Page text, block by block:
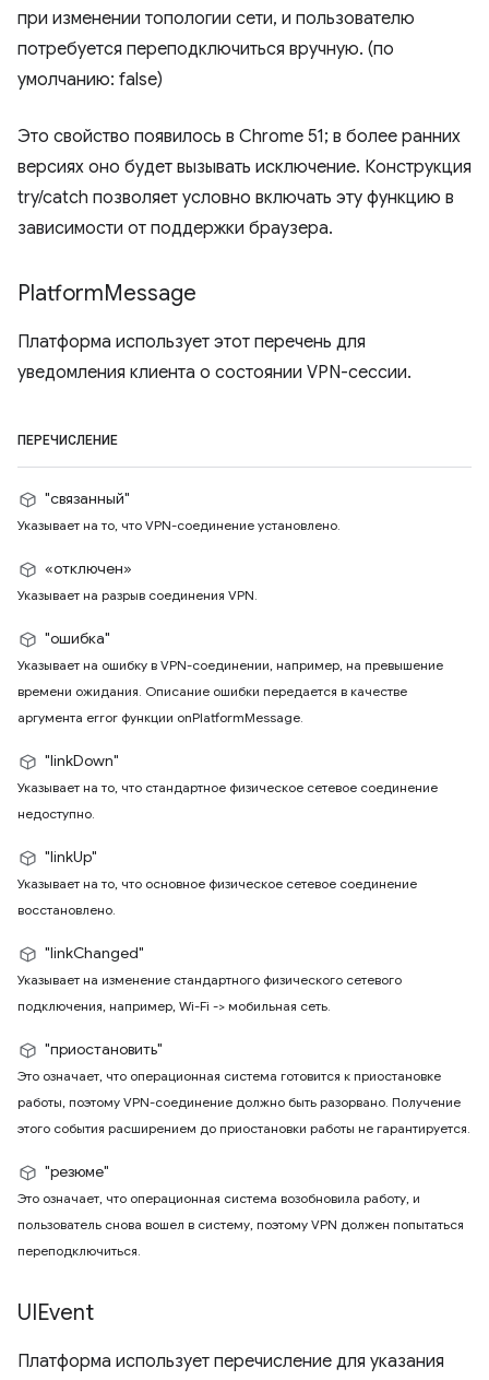
при изменении топологии сети, и пользователю
потребуется переподключиться вручную. (по
умолчанию: false)
Это свойство появилось в Chrome 51; в более ранних
версиях оно будет вызывать исключение. Конструкция
try/catch позволяет условно включать эту функцию в
зависимости от поддержки браузера.
PlatformMessage
Платформа использует этот перечень для
уведомления клиента о состоянии VPN-сессии.
ПЕРЕЧИСЛЕНИЕ
"связанный"
Указывает на то, что VPN-соединение установлено.
«отключен»
Указывает на разрыв соединения VPN.
"ошибка"
Указывает на ошибку в VPN-соединении, например, на превышение
времени ожидания. Описание ошибки передается в качестве
аргумента error функции onPlatformMessage.
"linkDown"
Указывает на то, что стандартное физическое сетевое соединение
недоступно.
"linkUp"
Указывает на то, что основное физическое сетевое соединение
восстановлено.
"linkChanged"
Указывает на изменение стандартного физического сетевого
подключения, например, Wi-Fi -> мобильная сеть.
"приостановить"
Это означает, что операционная система готовится к приостановке
работы, поэтому VPN-соединение должно быть разорвано. Получение
этого события расширением до приостановки работы не гарантируется.
"резюме"
Это означает, что операционная система возобновила работу, и
пользователь снова вошел в систему, поэтому VPN должен попытаться
переподключиться.
UIEvent
Платформа использует перечисление для указания